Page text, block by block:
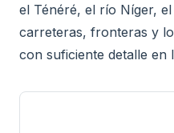
el Ténéré, el río Níger,
carreteras, fronteras y
con suficiente detalle en